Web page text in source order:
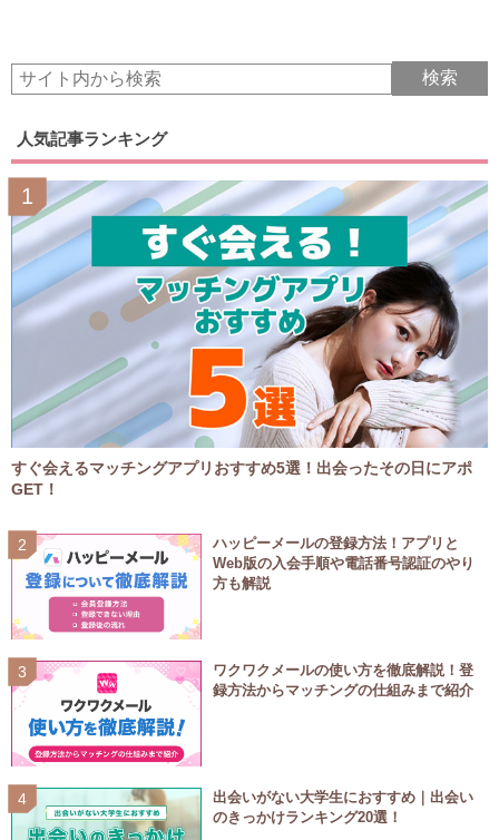
人気記事ランキング
すぐ会えるマッチングアプリおすすめ5選！出会ったその日にアポ
GET！
ハッピーメールの登録方法！アプリと
Web版の入会手順や電話番号認証のやり
方も解説
ワクワクメールの使い方を徹底解説！登
録方法からマッチングの仕組みまで紹介
出会いがない大学生におすすめ｜出会い
のきっかけランキング20選！